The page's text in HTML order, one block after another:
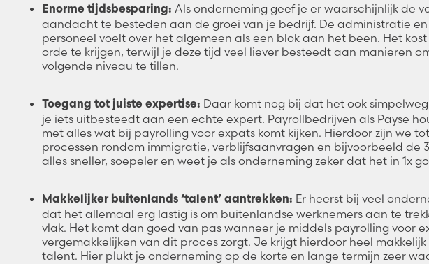
Enorme tijdsbesparing: Als onderneming geef je er waarschijnlijk de
aandacht te besteden aan de groei van je bedrijf. De administratie
personeel voelt over het algemeen als een blok aan het been. Het
orde te krijgen, terwijl je deze tijd veel liever besteedt aan manieren
volgende niveau te tillen.
Toegang tot juiste expertise: Daar komt nog bij dat het ook
je iets uitbesteedt aan een echte expert. Payrollbedrijven als Payse
met alles wat bij payrolling voor expats komt kijken. Hierdoor zijn we
processen rondom immigratie, verblijfsaanvragen en bijvoorbeeld de
alles sneller, soepeler en weet je als onderneming zeker dat het in 1x
Makkelijker buitenlands ‘talent’ aantrekken: Er heerst bij veel
dat het allemaal erg lastig is om buitenlandse werknemers aan te
vlak. Het komt dan goed van pas wanneer je middels payrolling voor
vergemakkelijken van dit proces zorgt. Je krijgt hierdoor heel
talent. Hier plukt je onderneming op de korte en lange termijn zeer